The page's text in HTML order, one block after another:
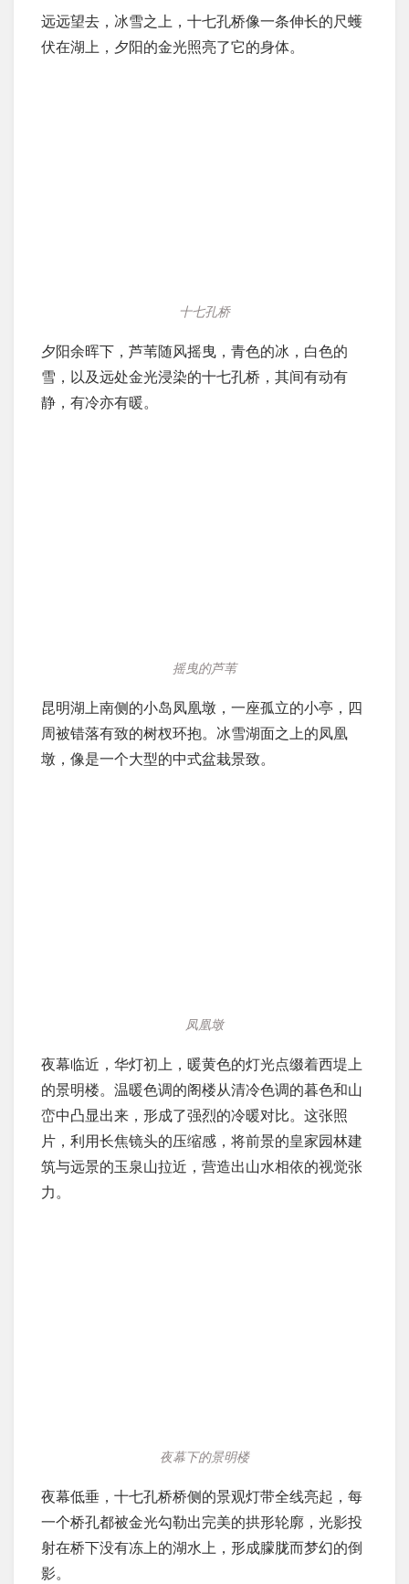
远远望去，冰雪之上，十七孔桥像一条伸长的尺蠖
伏在湖上，夕阳的金光照亮了它的身体。
十七孔桥
夕阳余晖下，芦苇随风摇曳，青色的冰，白色的
雪，以及远处金光浸染的十七孔桥，其间有动有
静，有冷亦有暖。
摇曳的芦苇
昆明湖上南侧的小岛凤凰墩，一座孤立的小亭，四
周被错落有致的树杈环抱。冰雪湖面之上的凤凰
墩，像是一个大型的中式盆栽景致。
凤凰墩
夜幕临近，华灯初上，暖黄色的灯光点缀着西堤上
的景明楼。温暖色调的阁楼从清冷色调的暮色和山
峦中凸显出来，形成了强烈的冷暖对比。这张照
片，利用长焦镜头的压缩感，将前景的皇家园林建
筑与远景的玉泉山拉近，营造出山水相依的视觉张
力。
夜幕下的景明楼
夜幕低垂，十七孔桥桥侧的景观灯带全线亮起，每
一个桥孔都被金光勾勒出完美的拱形轮廓，光影投
射在桥下没有冻上的湖水上，形成朦胧而梦幻的倒
影。